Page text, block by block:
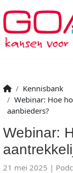
Kennisbank
Webinar: Hoe
aanbieders?
Webinar:
21 mei 2025